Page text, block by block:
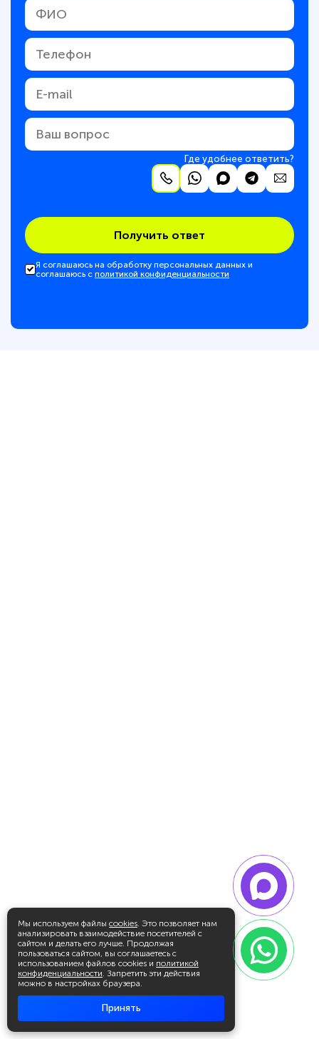
Мы используем файлы cookies. Это позволяет нам
анализировать взаимодействие посетителей с
сайтом и делать его лучше. Продолжая
пользоваться сайтом, вы соглашаетесь с
использованием файлов cookies и политикой
конфиденциальности. Запретить эти действия
можно в настройках браузера.
Принять
Где удобнее ответить?
Получить ответ
Я соглашаюсь на обработку персональных данных и
соглашаюсь с политикой конфиденциальности